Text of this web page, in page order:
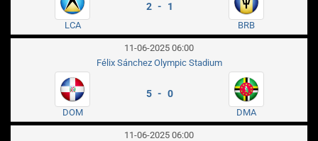
LCA
2 - 1
BRB
11-06-2025 06:00
Félix Sánchez Olympic Stadium
DOM
5 - 0
DMA
11-06-2025 06:00